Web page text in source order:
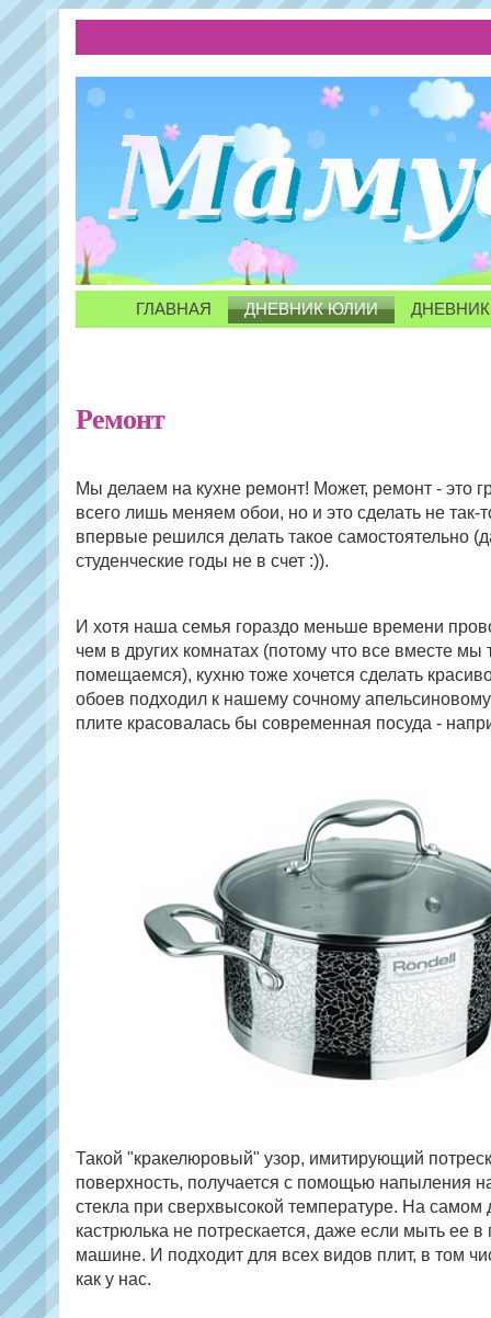
ГЛАВНАЯ ДНЕВНИК ЮЛИИ
Ремонт
Мы делаем на кухне ремонт! Может, ремонт - это
всего лишь меняем обои, но и это сделать не так-
впервые решился делать такое самостоятельно
студенческие годы не в счет :)).
И хотя наша семья гораздо меньше времени
чем в других комнатах (потому что все вместе мы
помещаемся), кухню тоже хочется сделать
обоев подходил к нашему сочному апельсиновому
плите красовалась бы современная посуда -
Такой "кракелюровый" узор, имитирующий
поверхность, получается с помощью напыления
стекла при сверхвысокой температуре. На самом
кастрюлька не потрескается, даже если мыть ее в
машине. И подходит для всех видов плит, в том
как у нас.